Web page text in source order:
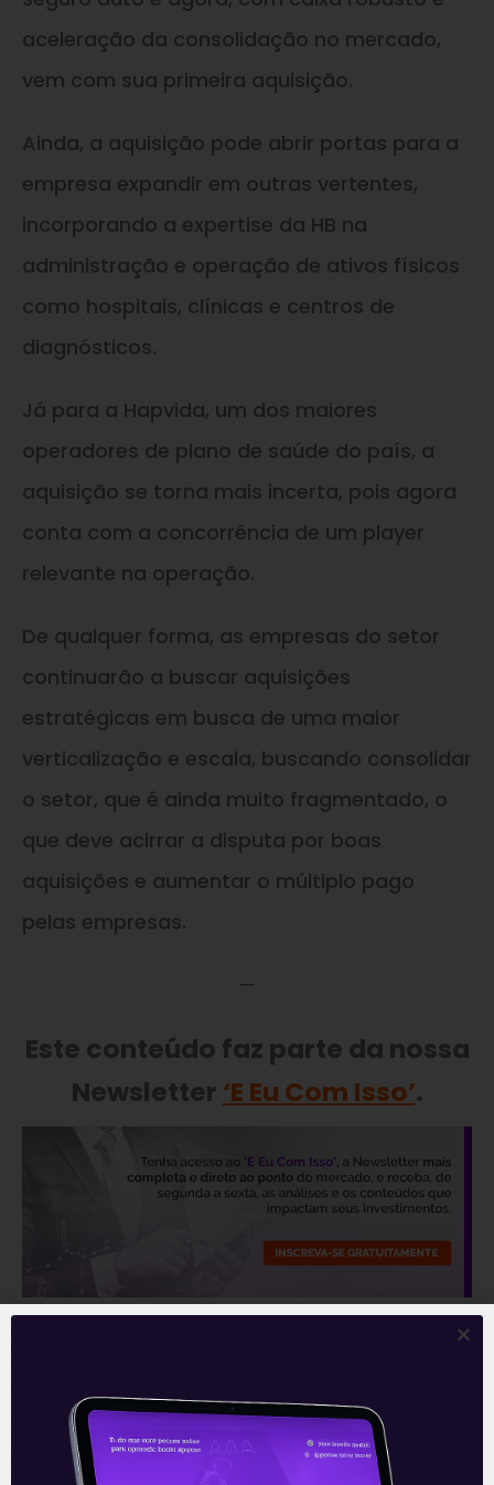
aceleração da consolidação no mercado,
vem com sua primeira aquisição.
Ainda, a aquisição pode abrir portas para a
empresa expandir em outras vertentes,
incorporando a expertise da HB na
administração e operação de ativos físicos
como hospitais, clínicas e centros de
diagnósticos.
Já para a Hapvida, um dos maiores
operadores de plano de saúde do país, a
aquisição se torna mais incerta, pois agora
conta com a concorrência de um player
relevante na operação.
De qualquer forma, as empresas do setor
continuarão a buscar aquisições
estratégicas em busca de uma maior
verticalização e escala, buscando consolidar
o setor, que é ainda muito fragmentado, o
que deve acirrar a disputa por boas
aquisições e aumentar o múltiplo pago
pelas empresas.
—
Este conteúdo faz parte da nossa
Newsletter ‘E Eu Com Isso’.
Leia também:SulAmérica faz proposta
pela HB Saúde.